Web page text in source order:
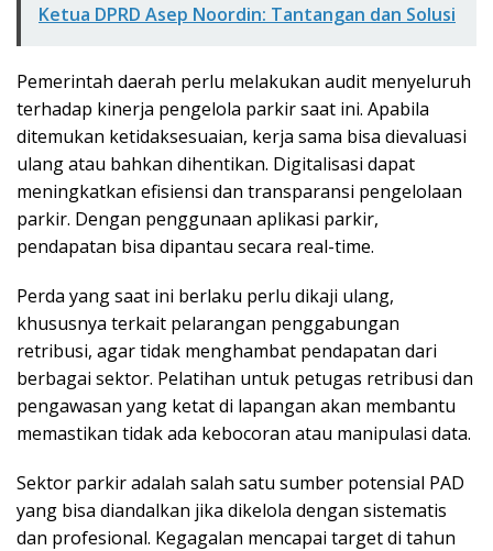
Ketua DPRD Asep Noordin: Tantangan dan Solusi
Pemerintah daerah perlu melakukan audit menyeluruh
terhadap kinerja pengelola parkir saat ini. Apabila
ditemukan ketidaksesuaian, kerja sama bisa dievaluasi
ulang atau bahkan dihentikan. Digitalisasi dapat
meningkatkan efisiensi dan transparansi pengelolaan
parkir. Dengan penggunaan aplikasi parkir,
pendapatan bisa dipantau secara real-time.
Perda yang saat ini berlaku perlu dikaji ulang,
khususnya terkait pelarangan penggabungan
retribusi, agar tidak menghambat pendapatan dari
berbagai sektor. Pelatihan untuk petugas retribusi dan
pengawasan yang ketat di lapangan akan membantu
memastikan tidak ada kebocoran atau manipulasi data.
Sektor parkir adalah salah satu sumber potensial PAD
yang bisa diandalkan jika dikelola dengan sistematis
dan profesional. Kegagalan mencapai target di tahun